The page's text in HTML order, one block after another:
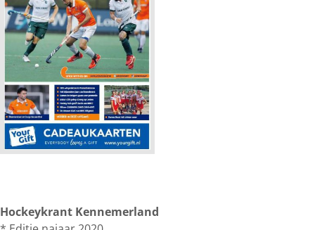
Hockeykrant Kennemerland